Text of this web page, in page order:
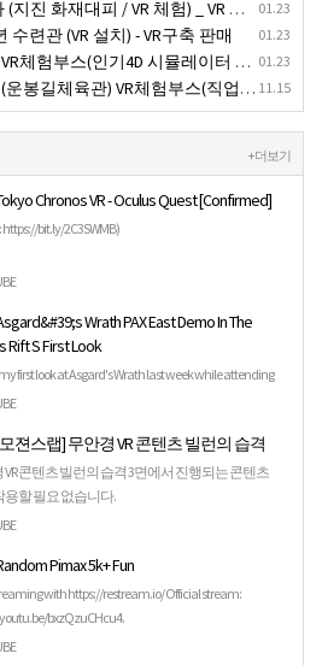
01.23
재대피 / VR 체험) _ VR 렌탈대여행사
01.23
수련관 (VR 설치) - VR구축 판매
01.23
(인기4D 시뮬레이터 체험)-VR렌탈대여 행사
11.15
체험부스(직업진로체험 / 인기VR체험)-VR렌탈대여행사
+ 더보기
Chronos VR - Oculus Quest [Confirmed]
https://bit.ly/2C3SWMB)
Wrath PAX East Demo In The
Rift S First Look
my first look at Asgard's Wrath last week while attending
and man lemme tell ya this game is AWESOME! …
젼스랩] 무안경 VR 콘텐츠 빌런의 습격
VR 콘텐츠 빌런의 습격 3면에서 진행되는 콘텐츠
용할 필요 없습니다.
Pimax 5k+ Fun
with https://restream.io/ Official stream:
bxzQzuCHcu4.